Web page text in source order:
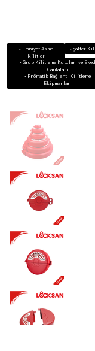
• Emniyet Asma
Kilitler
• Grup Kilitleme Kutuları ve Eked
Çantaları
• Şalter
• Pnömatik Bağlantı Kilitleme
Ekipmanları